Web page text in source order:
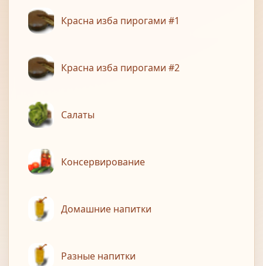
Красна изба пирогами #1
Красна изба пирогами #2
Салаты
Консервирование
Домашние напитки
Разные напитки